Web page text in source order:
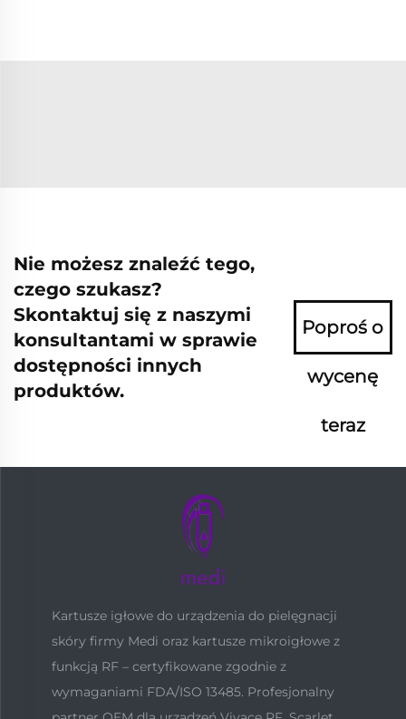
Nie możesz znaleźć tego,
czego szukasz?
Skontaktuj się z naszymi
konsultantami w sprawie
dostępności innych
produktów.
Poproś o
wycenę
teraz
Kartusze igłowe do urządzenia do pielęgnacji
skóry firmy Medi oraz kartusze mikroigłowe z
funkcją RF – certyfikowane zgodnie z
wymaganiami FDA/ISO 13485. Profesjonalny